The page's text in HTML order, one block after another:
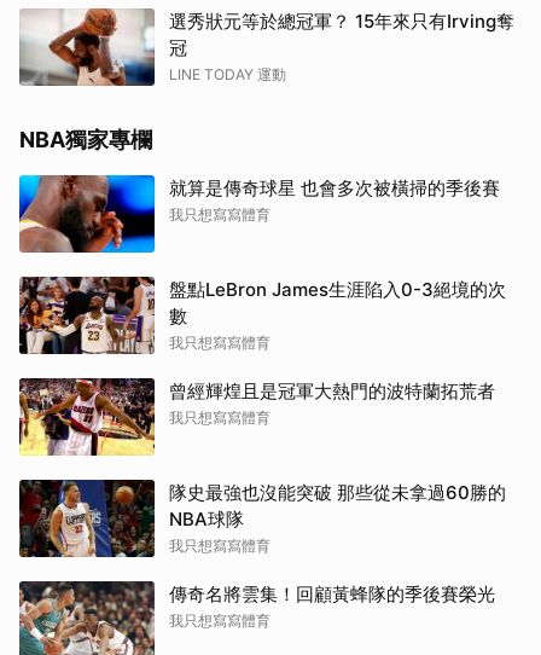
選秀狀元等於總冠軍？ 15年來只有Irving奪
冠
LINE TODAY 運動
NBA獨家專欄
就算是傳奇球星 也會多次被橫掃的季後賽
我只想寫寫體育
盤點LeBron James生涯陷入0-3絕境的次
數
我只想寫寫體育
曾經輝煌且是冠軍大熱門的波特蘭拓荒者
我只想寫寫體育
隊史最強也沒能突破 那些從未拿過60勝的
NBA球隊
我只想寫寫體育
傳奇名將雲集！回顧黃蜂隊的季後賽榮光
我只想寫寫體育